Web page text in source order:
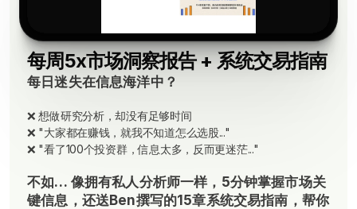
每周5x市场洞察报告 + 系统交易指南
每日迷失在信息海洋中？
❌ 想做研究分析，却没有足够时间
❌ "大家都在赚钱，就我不知道怎么选股..."
❌ "看了100个投资群，信息太多，反而更迷茫..."
不如… 像拥有私人分析师一样，5分钟掌握市场关
键信息，还送Ben撰写的15章系统交易指南，帮你